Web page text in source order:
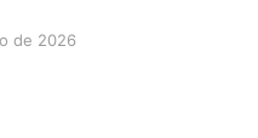
de 2026